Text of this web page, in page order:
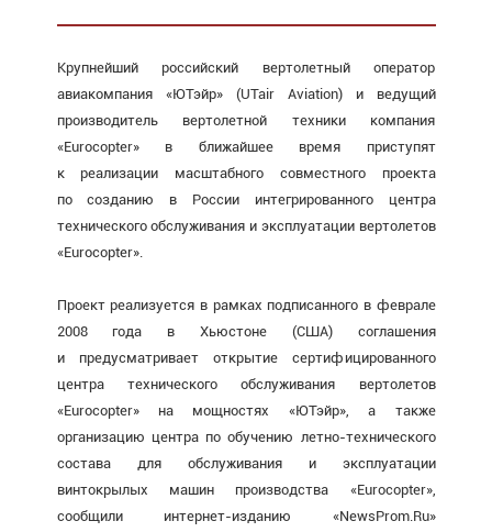
Крупнейший российский вертолетный оператор
авиакомпания «ЮТэйр» (UTair Aviation) и ведущий
производитель вертолетной техники компания
«Eurocopter» в ближайшее время приступят
к реализации масштабного совместного проекта
по созданию в России интегрированного центра
технического обслуживания и эксплуатации вертолетов
«Eurocopter».
Проект реализуется в рамках подписанного в феврале
2008 года в Хьюстоне (США) соглашения
и предусматривает открытие сертифицированного
центра технического обслуживания вертолетов
«Eurocopter» на мощностях «ЮТэйр», а также
организацию центра по обучению летно-технического
состава для обслуживания и эксплуатации
винтокрылых машин производства «Eurocopter»,
сообщили интернет-изданию «NewsProm.Ru»